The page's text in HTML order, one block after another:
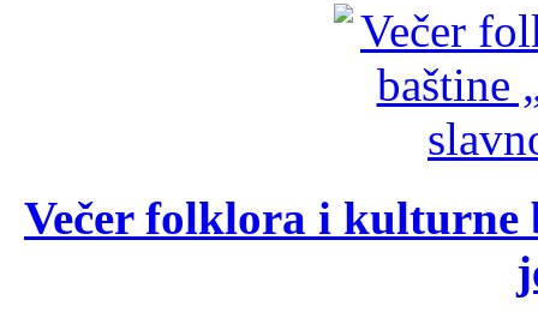
Večer folklora i kulturne